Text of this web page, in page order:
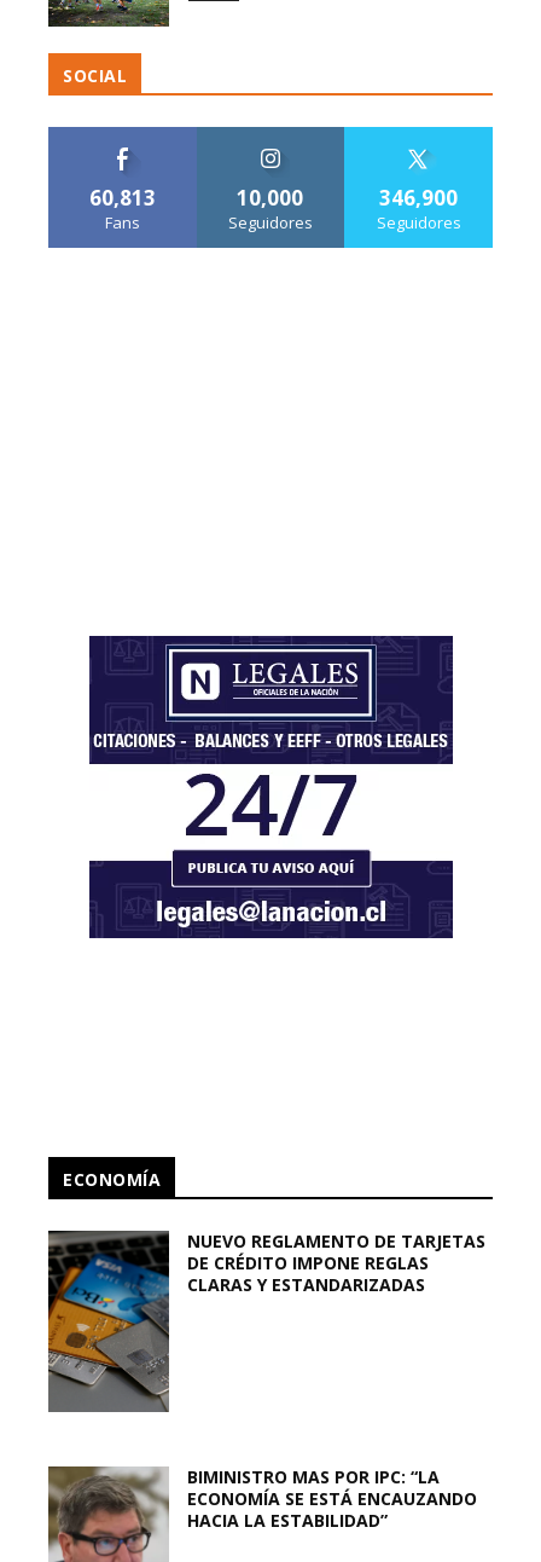
SOCIAL
60,813
Fans
10,000
Seguidores
346,900
Seguidores
ECONOMÍA
NUEVO REGLAMENTO DE TARJETAS
DE CRÉDITO IMPONE REGLAS
CLARAS Y ESTANDARIZADAS
BIMINISTRO MAS POR IPC: “LA
ECONOMÍA SE ESTÁ ENCAUZANDO
HACIA LA ESTABILIDAD”